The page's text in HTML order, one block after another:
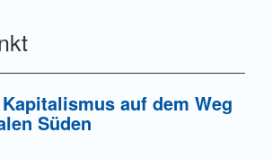
auf dem Weg
Süden